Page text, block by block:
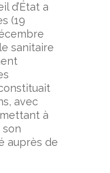
d’État a
(19
sanitaire
avec
à
son
auprès de